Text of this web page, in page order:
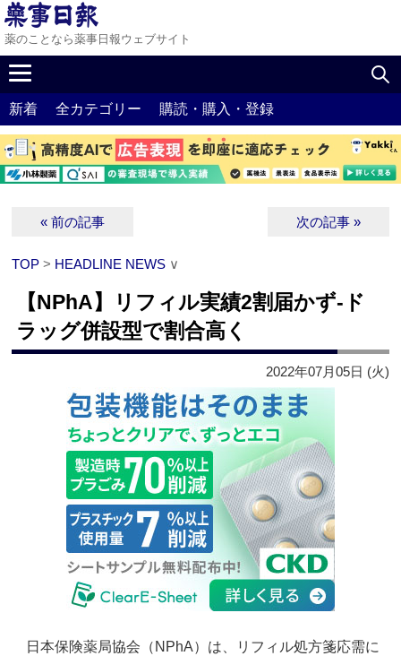
薬のことなら薬事日報ウェブサイト
新着 全カテゴリー 購読・購入・登録
« 前の記事 次の記事 »
TOP > HEADLINE NEWS ∨
【NPhA】リフィル実績2割届かず‐ド
ラッグ併設型で割合高く
2022年07月05日 (火)
日本保険薬局協会（NPhA）は、リフィル処方箋応需に